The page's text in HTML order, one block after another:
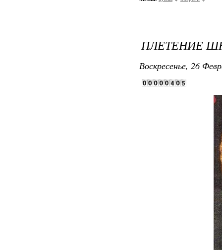
ПЛЕТЕНИЕ
Воскресенье, 26